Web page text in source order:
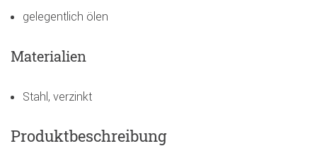
gelegentlich ölen
Materialien
Stahl, verzinkt
Produktbeschreibung